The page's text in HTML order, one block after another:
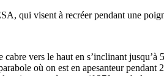
qui visent à recréer pendant une
vers le haut en s’inclinant
où on est en apesanteur pendant